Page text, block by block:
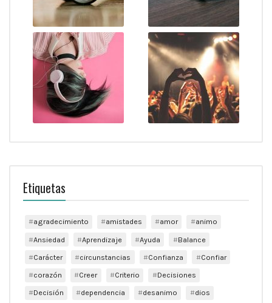
Etiquetas
agradecimiento amistades amor
animo
Ansiedad
Aprendizaje Ayuda
Balance
Carácter
circunstancias Confianza
Confiar
corazón
Creer Criterio
Decisiones
Decisión
dependencia desanimo
dios